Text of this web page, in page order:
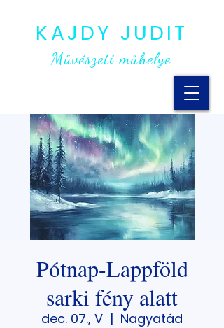
KAJDY JUDIT
Művészeti műhelye
Pótnap-Lappföld
sarki fény alatt
dec. 07., V
  |
Nagyatád